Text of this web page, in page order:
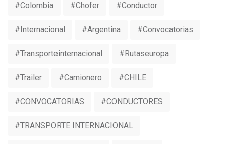
#colombia #chofer #conductor
#internacional #argentina #convocatorias
#transporteinternacional #rutaseuropa
#trailer #camionero #CHILE
#CONVOCATORIAS #CONDUCTORES
#TRANSPORTE INTERNACIONAL